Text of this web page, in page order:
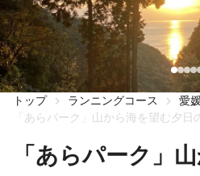
トップ ランニングコース 愛
「あらパーク」山から海を望む夕日
「あらパーク」